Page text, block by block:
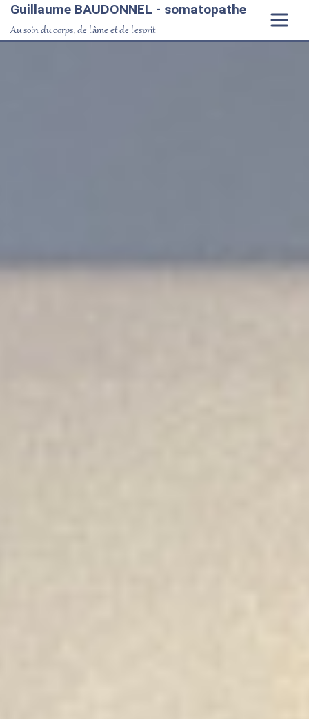
Guillaume BAUDONNEL - somatopathe
Au soin du corps, de l'âme et de l'esprit